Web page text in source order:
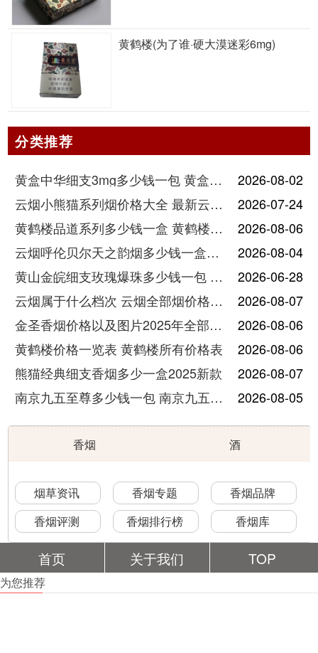
黄鹤楼(为了谁·硬大漠迷彩6mg)
分类推荐
黄盒中华细支3mg多少钱一包 黄盒中华细支3mg香烟价格查询
2026-08-02
云烟小熊猫系列烟价格大全 最新云烟小熊猫图片报价
2026-07-24
黄鹤楼品道系列多少钱一盒 黄鹤楼品道系列香烟价格表图片
2026-08-06
云烟呼伦贝尔天之韵烟多少钱一盒中支价格
2026-08-04
黄山金皖细支玫瑰爆珠多少钱一包 黄山金皖细支玫瑰爆珠2025最新价格
2026-06-28
云烟属于什么档次 云烟全部烟价格表大全
2026-08-07
金圣香烟价格以及图片2025年全部价格
2026-08-06
黄鹤楼价格一览表 黄鹤楼所有价格表
2026-08-06
熊猫经典细支香烟多少一盒2025新款
2026-08-07
南京九五至尊多少钱一包 南京九五至尊价格及图片
2026-08-05
香烟 酒
烟草资讯 香烟专题
香烟品牌
香烟评测
香烟排行榜 香烟库
首页 关于我们 TOP
为您推荐